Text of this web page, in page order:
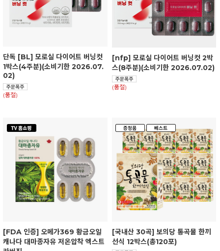
단독 [BL] 모로실 다이어트 버닝컷
1박스(4주분)(소비기한 2026.07.
02)
(품절)
[nfp] 모로실 다이어트 버닝컷 2박
스(8주분)(소비기한 2026.07.02)
(품절)
[FDA 인증] 오메가369 황금오일
캐나다 대마종자유 저온압착 엑스트
[국내산 30곡] 보의당 통곡물 한끼
선식 12박스(총120포)